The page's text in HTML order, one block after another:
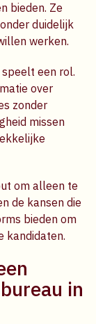
bieden. Ze
duidelijk
werken.
een rol.
over
zonder
missen
om alleen te
de kansen die
bieden om
kandidaten.
in